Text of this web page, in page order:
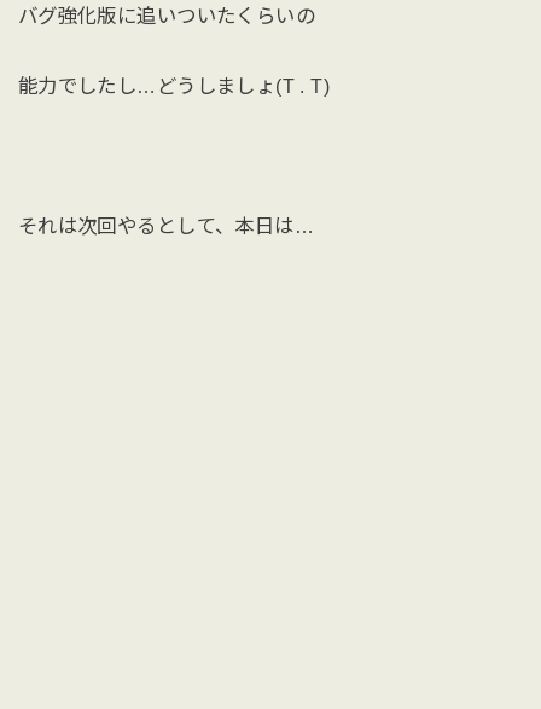
バグ強化版に追いついたくらいの
能力でしたし…どうしましょ(T . T)
それは次回やるとして、本日は…